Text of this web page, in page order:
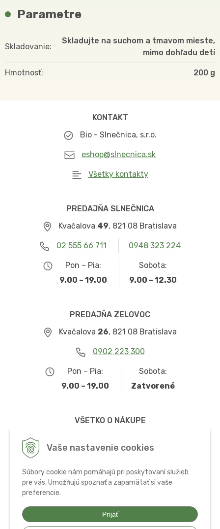
Vaše nastavenie cookies
Súbory cookie nám pomáhajú pri poskytovaní služieb
pre vás. Umožňujú spoznať a zapamätať si vaše
preferencie.
Prijať
Parametre
Skladovanie
Skladujte na suchom a tmavom mieste,
mimo dohľadu detí
Hmotnosť 200
KONTAKT
Bio - Slnečnica, s.r.o.
eshop@slnecnica.sk
Všetky kontakty
PREDAJŇA SLNEČNICA
Kvačalova 49, 821 08 Bratislava
02 555 66 711 0948 323 224
Pon – Pia:
9.00 – 19.00
Sobota:
9.00 – 12.30
PREDAJŇA ZELOVOC
Kvačalova 26, 821 08 Bratislava
0902 223 300
Pon – Pia:
9.00 – 19.00
Sobota:
Zatvorené
VŠETKO O NÁKUPE
Ochrana osobných údajov